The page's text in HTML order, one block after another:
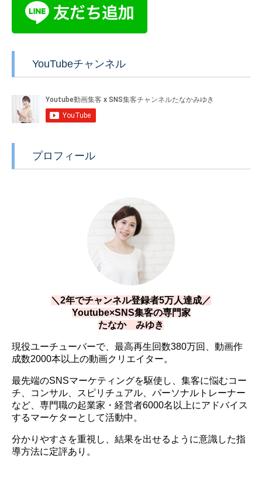
YouTubeチャンネル
プロフィール
＼2年でチャンネル登録者5万人達成／
Youtube×SNS集客の専門家
たなか みゆき
現役ユーチューバーで、最高再生回数380万回、動画作
成数2000本以上の動画クリエイター。
最先端のSNSマーケティングを駆使し、集客に悩むコー
チ、コンサル、スピリチュアル、パーソナルトレーナー
など、専門職の起業家・経営者6000名以上にアドバイス
するマーケターとして活動中。
分かりやすさを重視し、結果を出せるように意識した指
導方法に定評あり。